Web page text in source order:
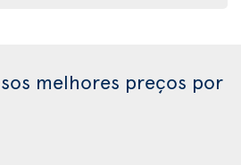
melhores preços por